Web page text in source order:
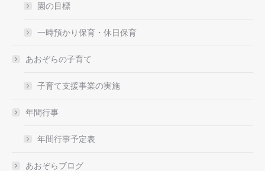
園の目標
一時預かり保育・休日保育
あおぞらの子育て
子育て支援事業の実施
年間行事
年間行事予定表
あおぞらブログ